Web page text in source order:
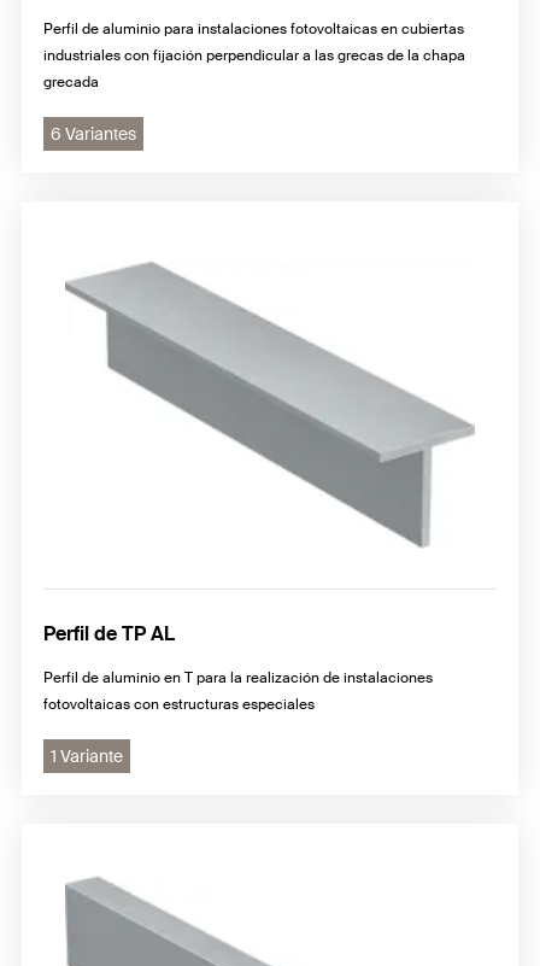
Perfil de aluminio para instalaciones fotovoltaicas en cubiertas
industriales con fijación perpendicular a las grecas de la chapa
grecada
6 Variantes
Perfil de TP AL
Perfil de aluminio en T para la realización de instalaciones
fotovoltaicas con estructuras especiales
1 Variante